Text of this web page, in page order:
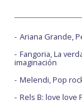
Ariana Grande,
Fangoria, La
imaginación
Melendi, Pop
Rels B: love love